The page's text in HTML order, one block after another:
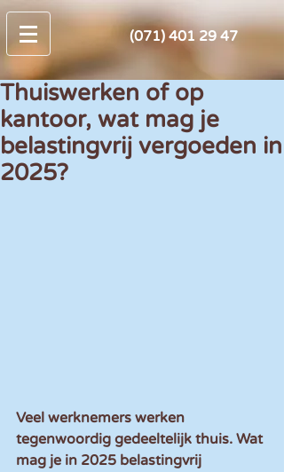
(071) 401 29 47
Thuiswerken of op
kantoor, wat mag je
belastingvrij vergoeden in
2025?
Veel werknemers werken
tegenwoordig gedeeltelijk thuis. Wat
mag je in 2025 belastingvrij